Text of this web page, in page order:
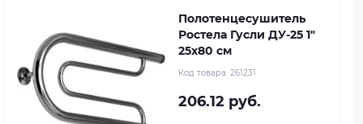
Полотенцесушитель
Ростела Гусли ДУ-25 1"
25x80 см
Код товара: 261231
206.12 руб.